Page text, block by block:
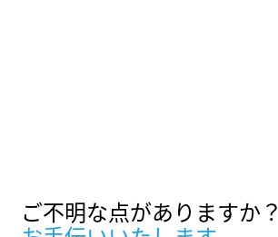
ご不明な点がありますか？